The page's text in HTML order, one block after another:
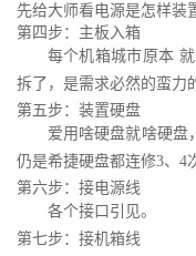
先给大师看电源是怎样装
第四步：主板入箱
每个机箱城市原本
拆了，是需求必然的蛮力
第五步：装置硬盘
爱用啥硬盘就啥硬盘
仍是希捷硬盘都连修3、4
第六步：接电源线
各个接口引见。
第七步：接机箱线